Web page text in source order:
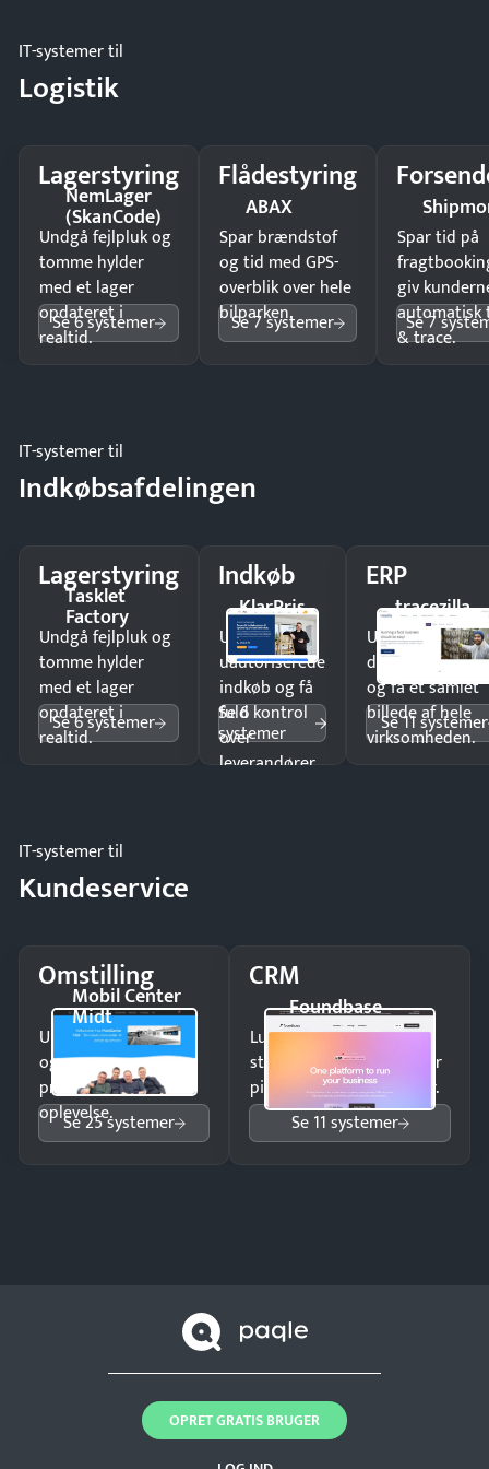
IT-systemer til
Logistik
Lagerstyring
NemLager
(SkanCode)
Undgå fejlpluk og
tomme hylder
med et lager
opdateret i
realtid.
Se 6 systemer
Flådestyring
ABAX
Spar brændstof
og tid med GPS-
overblik over hele
bilparken.
Se 7 systemer
Spar tid på
giv
automatisk
& trace.
Se 7
IT-systemer til
Indkøbsafdelingen
Lagerstyring
Tasklet
Factory
Undgå fejlpluk og
tomme hylder
med et lager
opdateret i
realtid.
Se 6 systemer
Indkøb
KlarPris
Undgå
uautoriserede
indkøb og få
fuld kontrol
over
leverandører
Se 6
systemer
ERP
tracezilla
Undgå
og få ét samlet
billede af hele
virksomheden.
Se 11 systemer
IT-systemer til
Kundeservice
Omstilling
Mobil Center
Midt
Undgå tabte opkald
og giv kunderne en
professionel
oplevelse.
Se 25 systemer
CRM
Foundbase
Luk flere salg med et
struktureret overblik over
pipeline og opfølgninger.
Se 11 systemer
OPRET GRATIS BRUGER